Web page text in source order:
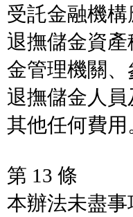
受託金融機構
退撫儲金資
金管理機關、
退撫儲金人
其他任何費用
第 13 條
本辦法未盡